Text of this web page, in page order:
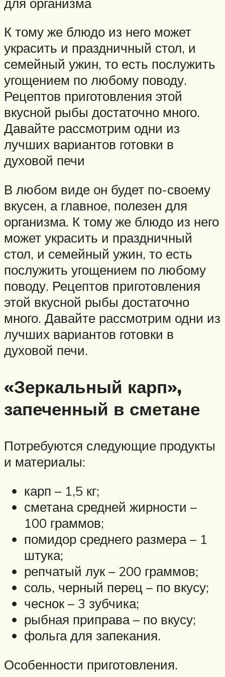
К тому же блюдо из него может
украсить и праздничный стол, и
семейный ужин, то есть послужить
угощением по любому поводу.
Рецептов приготовления этой
вкусной рыбы достаточно много.
Давайте рассмотрим одни из
лучших вариантов готовки в
духовой печи
В любом виде он будет по-своему
вкусен, а главное, полезен для
организма. К тому же блюдо из него
может украсить и праздничный
стол, и семейный ужин, то есть
послужить угощением по любому
поводу. Рецептов приготовления
этой вкусной рыбы достаточно
много. Давайте рассмотрим одни из
лучших вариантов готовки в
духовой печи.
«Зеркальный карп»,
запеченный в сметане
Потребуются следующие продукты
и материалы:
карп – 1,5 кг;
сметана средней жирности –
100 граммов;
помидор среднего размера – 1
штука;
репчатый лук – 200 граммов;
соль, черный перец – по вкусу;
чеснок – 3 зубчика;
рыбная приправа – по вкусу;
фольга для запекания.
Особенности приготовления.